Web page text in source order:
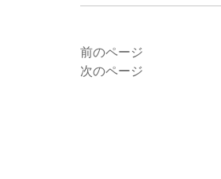
前のページ
次のページ